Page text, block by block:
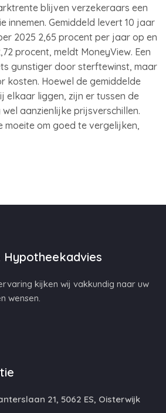
blijven verzekeraars een
innemen. Gemiddeld levert 10 jaar
2025 2,65 procent per jaar op en
procent, meldt MoneyView. Een
gunstiger door sterftewinst, maar
kosten. Hoewel de gemiddelde
elkaar liggen, zijn er tussen de
aanzienlijke prijsverschillen.
moeite om goed te vergelijken,
Hypotheekadvies
kijken wij vakkundig naar uw
wensen.
21, 5062 ES, Oisterwijk